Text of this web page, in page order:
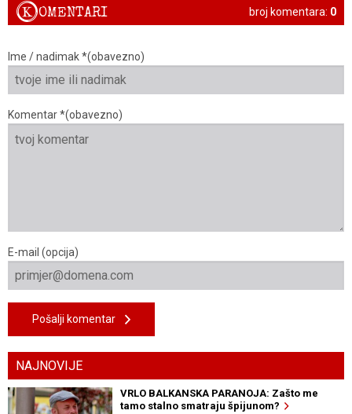
broj komentara: 0
KOMENTARI
Ime / nadimak *(obavezno)
Komentar *(obavezno)
E-mail (opcija)
Pošalji komentar
NAJNOVIJE
VRLO BALKANSKA PARANOJA: Zašto me
tamo stalno smatraju špijunom?